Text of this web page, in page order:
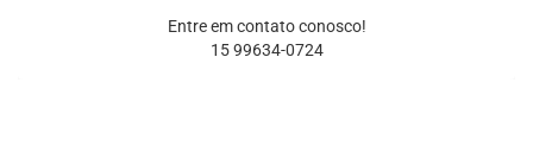
Entre em contato conosco!
15 99634-0724